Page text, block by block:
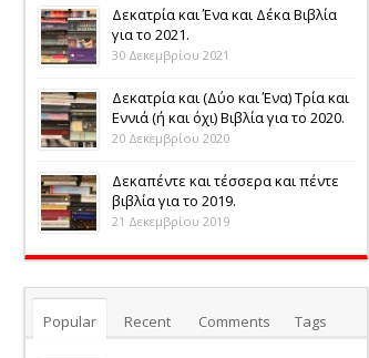
Δεκατρία και Ένα και Δέκα Βιβλία
για το 2021.
30 Δεκεμβρίου 2021
Δεκατρία και (Δύο και Ένα) Τρία και
Εννιά (ή και όχι) Βιβλία για το 2020.
20 Δεκεμβρίου 2020
Δεκαπέντε και τέσσερα και πέντε
βιβλία για το 2019.
21 Δεκεμβρίου 2019
Popular Recent Comments Tags